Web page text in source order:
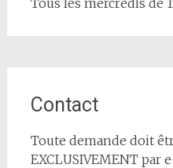
Tous les mercredis de
Contact
Toute demande doit
EXCLUSIVEMENT par